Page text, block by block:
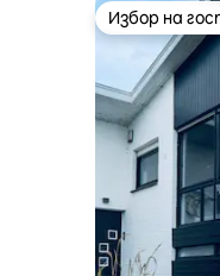
Избор на
Избор на